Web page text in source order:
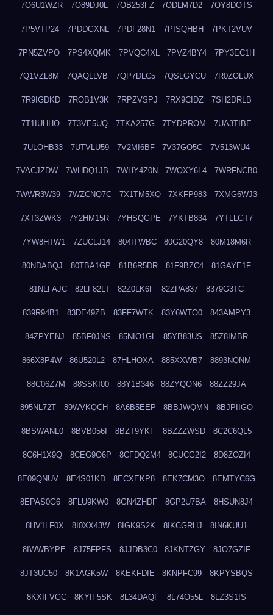
7O6U1WZR 7O89DJ0L 7OB253FZ 7ODLM7D2 7OY8DOTS
7P5VTP24 7PDDGXNL 7PDF28N1 7PISQHBH 7PKT2VUV
7PN5ZVPO 7PS4XQMK 7PVQC4XL 7PVZ4BY4 7PY3EC1H
7Q1VZL8M 7QAQLLVB 7QP7DLC5 7QSLGYCU 7R0ZOLUX
7R9IGDKD 7ROB1V3K 7RPZVSPJ 7RX9CIDZ 7SH2DRLB
7T1IUHHO 7T3VE5UQ 7TKA257G 7TYDPROM 7UA3TIBE
7ULOHB33 7UTVLU59 7V2MI6BF 7V37GO5C 7V513WU4
7VACJZDW 7WHDQ1JB 7WHY4Z0N 7WQXY6L4 7WRFNCB0
7WWR3W39 7WZCNQ7C 7X1TM5XQ 7XKFP983 7XMG6WJ3
7XT3ZWK3 7Y2HM15R 7YHSQGPE 7YKTB834 7YTLLGT7
7YW8HTW1 7ZUCLJ14 804ITWBC 80G20QY8 80M18M6R
80NDABQJ 80TBA1GP 81B6R5DR 81F9BZC4 81GAYE1F
81NLFAJC 82LF82LT 82Z0LK6F 82ZPA837 8379G3TC
839R94B1 83DE49ZB 83FF7WTK 83Y6WTO0 843AMPY3
84ZPYENJ 85BF0JNS 85NIO1GL 85YB83US 85Z8IMBR
866X8P4W 86U520L2 87HLHOXA 885XXWB7 8893NQNM
88C06Z7M 88SSKI00 88Y1B346 88ZYQON6 88ZZ29JA
895NL72T 89WVKQCH 8A6B5EEP 8BBJWQMN 8BJPIIGO
8BSWANL0 8BVB056I 8BZT9YKF 8BZZZWSD 8C2C6QL5
8C6H1X9Q 8CEG9O6P 8CFDQ2M4 8CUCG2I2 8D8ZOZI4
8E09QNUV 8E4S01KD 8ECXEKP8 8EK7CM3O 8EMTYC6G
8EPAS0G6 8FLU9KW0 8GN4ZHDF 8GP2U7BA 8HSUN8J4
8HV1LF0X 8I0XX43W 8IGK9S2K 8IKCGRHJ 8IN6KUU1
8IWWBYPE 8J75FPFS 8JJDB3C0 8JKNTZGY 8JO7GZIF
8JT3UC50 8K1AGK5W 8KEKFDIE 8KNPFC99 8KPYSBQS
8KXIFVGC 8KYIF5SK 8L34DAQF 8L74O55L 8LZ3S1IS